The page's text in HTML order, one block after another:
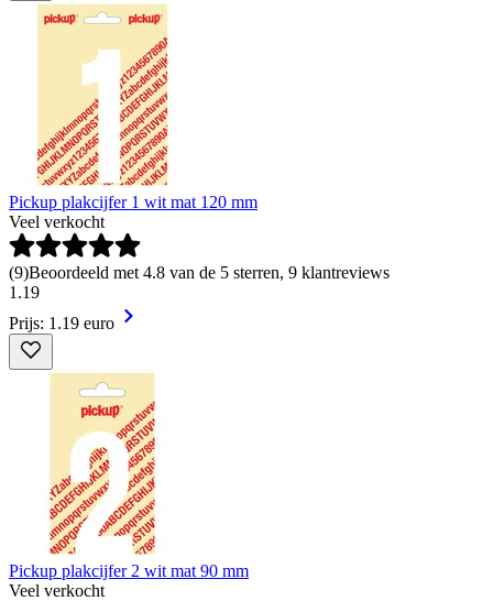
Pickup plakcijfer 1 wit mat 120 mm
Veel verkocht
(9)Beoordeeld met 4.8 van de 5 sterren, 9 klantreviews
1 .19
Prijs: 1.19 euro
Pickup plakcijfer 2 wit mat 90 mm
Veel verkocht